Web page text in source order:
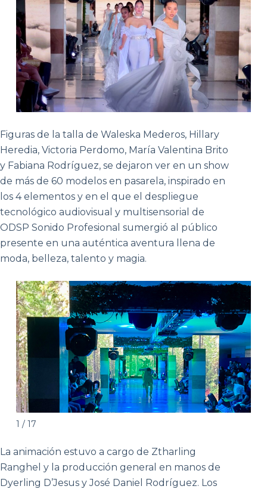
Figuras de la talla de Waleska Mederos, Hillary
Heredia, Victoria Perdomo, María Valentina Brito
y Fabiana Rodríguez, se dejaron ver en un show
de más de 60 modelos en pasarela, inspirado en
los 4 elementos y en el que el despliegue
tecnológico audiovisual y multisensorial de
ODSP Sonido Profesional sumergió al público
presente en una auténtica aventura llena de
moda, belleza, talento y magia.
1 / 17
La animación estuvo a cargo de Ztharling
Ranghel y la producción general en manos de
Dyerling D’Jesus y José Daniel Rodríguez. Los